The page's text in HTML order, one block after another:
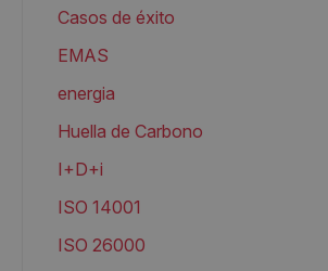
Casos de éxito
EMAS
energia
Huella de Carbono
I+D+i
ISO 14001
ISO 26000